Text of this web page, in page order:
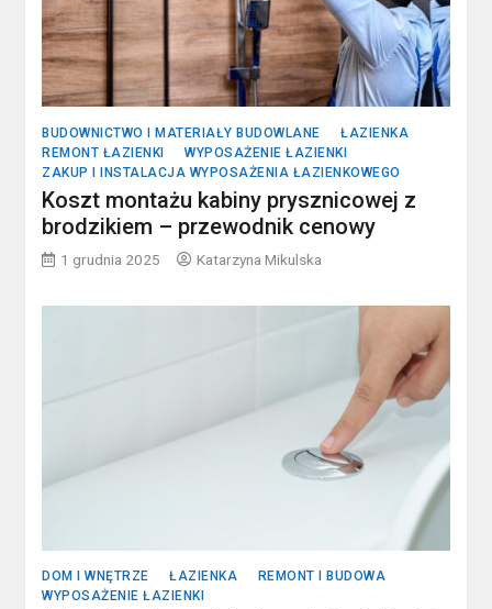
BUDOWNICTWO I MATERIAŁY BUDOWLANE
ŁAZIENKA
REMONT ŁAZIENKI
WYPOSAŻENIE ŁAZIENKI
ZAKUP I INSTALACJA WYPOSAŻENIA ŁAZIENKOWEGO
Koszt montażu kabiny prysznicowej z
brodzikiem – przewodnik cenowy
1 grudnia 2025 Katarzyna Mikulska
DOM I WNĘTRZE ŁAZIENKA
REMONT I BUDOWA
WYPOSAŻENIE ŁAZIENKI